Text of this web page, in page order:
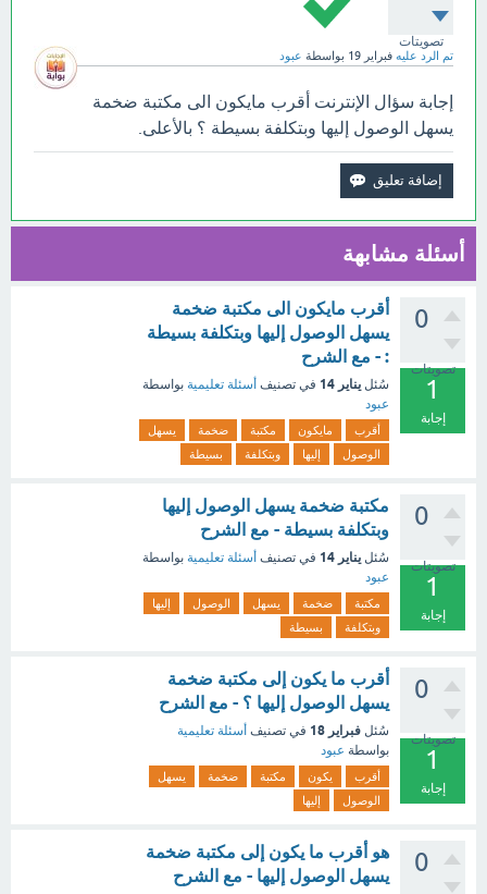
تصويتات
تم الرد عليه فبراير 19 بواسطة عبود
إجابة سؤال الإنترنت أقرب مايكون الى مكتبة ضخمة
يسهل الوصول إليها وبتكلفة بسيطة ؟ بالأعلى.
أسئلة مشابهة
0
تصويتات
1
إجابة
أقرب مايكون الى مكتبة ضخمة
يسهل الوصول إليها وبتكلفة بسيطة
: - مع الشرح
سُئل يناير 14 في تصنيف أسئلة تعليمية بواسطة
عبود
أقرب مايكون مكتبة ضخمة
يسهل
الوصول
إليها وبتكلفة بسيطة
0
تصويتات
1
إجابة
مكتبة ضخمة يسهل الوصول إليها
وبتكلفة بسيطة - مع الشرح
سُئل يناير 14 في تصنيف أسئلة تعليمية بواسطة
عبود
مكتبة ضخمة يسهل الوصول
إليها
وبتكلفة
بسيطة
0
تصويتات
1
إجابة
أقرب ما يكون إلى مكتبة ضخمة
يسهل الوصول إليها ؟ - مع الشرح
سُئل فبراير 18 في تصنيف أسئلة تعليمية
بواسطة عبود
أقرب يكون مكتبة ضخمة
يسهل
الوصول
إليها
0
هو أقرب ما يكون إلى مكتبة ضخمة
يسهل الوصول إليها - مع الشرح